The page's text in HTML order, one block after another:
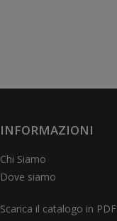
INFORMAZIONI
Chi Siamo
Dove siamo
Scarica il catalogo in PDF